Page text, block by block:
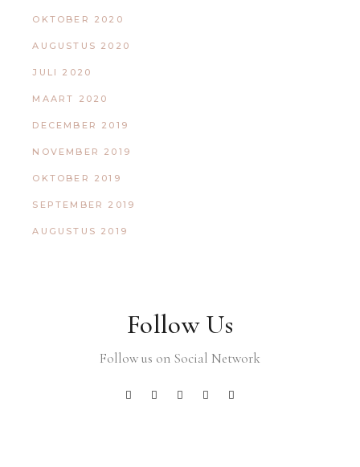
OKTOBER 2020
AUGUSTUS 2020
JULI 2020
MAART 2020
DECEMBER 2019
NOVEMBER 2019
OKTOBER 2019
SEPTEMBER 2019
AUGUSTUS 2019
Follow Us
Follow us on Social Network